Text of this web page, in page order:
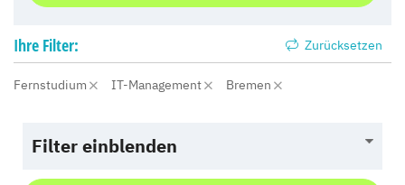
Ihre Filter: Zurücksetzen
Fernstudium IT-Management Bremen
Filter einblenden